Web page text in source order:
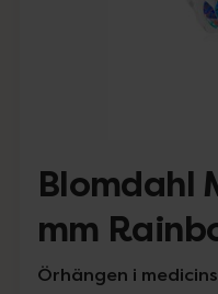
Blomdahl
mm
Örhängen i